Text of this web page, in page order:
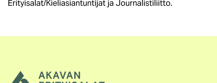
Erityisalat/Kieliasiantuntijat ja Journalistiliitto.